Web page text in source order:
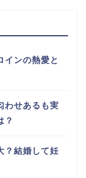
インの熱愛と
わせあるも実
？
？結婚して妊